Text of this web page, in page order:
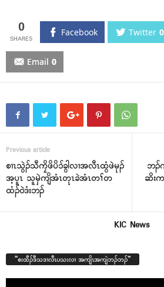
0 Facebook Twitter 0
Email 0
Previous article
စၢၤသွဲၣ်သီကၠိဖိပိၥ်ခွါလၢအလီၤထွံဖဲမုၣ်
အ့ပူၤ သူမှဲကျိအံၤတုၤခဲအံၤတၢ်တ
ထံၣ်၀ဲဒံးဘၣ်
ဘၣ်
ဆိး
KIC News
“စးထီၣ်ဒီသဒၢလီၤပသးလၢ အကျိၤအကျဲဘၣ်ဘၣ်”